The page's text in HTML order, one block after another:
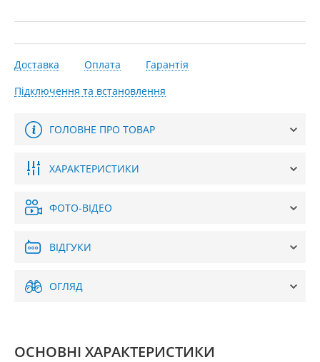
Доставка Оплата
Гарантія
Підключення та встановлення
ГОЛОВНЕ ПРО ТОВАР
ХАРАКТЕРИСТИКИ
ФОТО-ВІДЕО
ВІДГУКИ
ОГЛЯД
ОСНОВНІ ХАРАКТЕРИСТИКИ